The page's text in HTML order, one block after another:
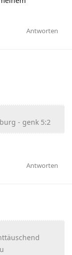
Antworten
- genk 5:2
Antworten